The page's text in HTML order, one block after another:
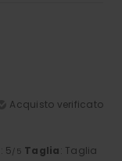
Acquisto verificato
: 5 /5 Taglia: Taglia